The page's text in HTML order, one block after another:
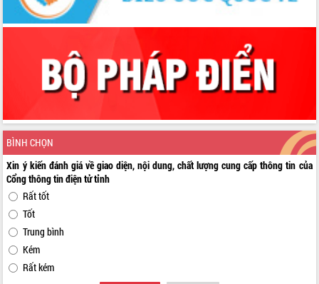
BÌNH CHỌN
Xin ý kiến đánh giá về giao diện, nội dung, chất lượng cung cấp thông tin của
Cổng thông tin điện tử tỉnh
Rất tốt
Tốt
Trung bình
Kém
Rất kém